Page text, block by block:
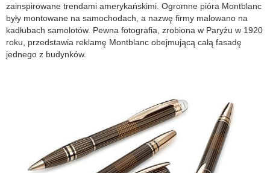
zainspirowane trendami amerykańskimi. Ogromne pióra Montblanc
były montowane na samochodach, a nazwę firmy malowano na
kadłubach samolotów. Pewna fotografia, zrobiona w Paryżu w 1920
roku, przedstawia reklamę Montblanc obejmującą całą fasadę
jednego z budynków.